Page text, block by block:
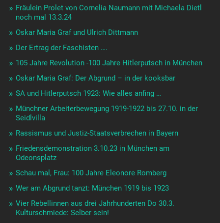
Fräulein Prolet von Cornelia Naumann mit Michaela Dietl
noch mal 13.3.24
Oskar Maria Graf und Ulrich Dittmann
Der Ertrag der Faschisten ….
105 Jahre Revolution -100 Jahre Hitlerputsch in München
Oskar Maria Graf: Der Abgrund – in der kooksbar
SA und Hitlerputsch 1923: Wie alles anfing …
Münchner Arbeiterbewegung 1919-1922 bis 27.10. in der
Seidlvilla
Rassismus und Justiz-Staatsverbrechen in Bayern
Friedensdemonstration 3.10.23 in München am
Odeonsplatz
Schau mal, Frau: 100 Jahre Eleonore Romberg
Wer am Abgrund tanzt: München 1919 bis 1923
Vier Rebellinnen aus drei Jahrhunderten Do 30.3.
Kulturschmiede: Selber sein!